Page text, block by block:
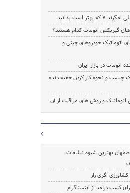
بهتر است بدانید
های گیربکس اتومات کدام هستند؟
اتوماتیک خودروهای چینی و
چیست و نحوه کار کردن جعبه دنده
اتوماتیک و روش های مراقبت از آن
بهترین شیوه تبلیغات
اگری راز
کسب درآمد از اینستاگرام